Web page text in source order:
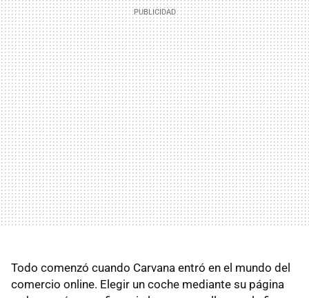
Todo comenzó cuando Carvana entró en el mundo del
comercio online. Elegir un coche mediante su página